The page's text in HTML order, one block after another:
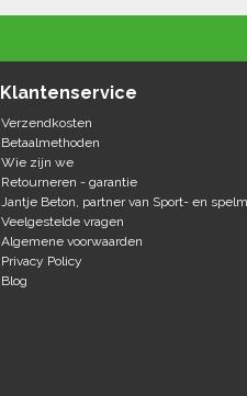
Klantenservice
Verzendkosten
Betaalmethoden
Wie zijn we
Retourneren - garantie
Jantje Beton, partner van Sport- en
Veelgestelde vragen
Algemene voorwaarden
Privacy Policy
Blog